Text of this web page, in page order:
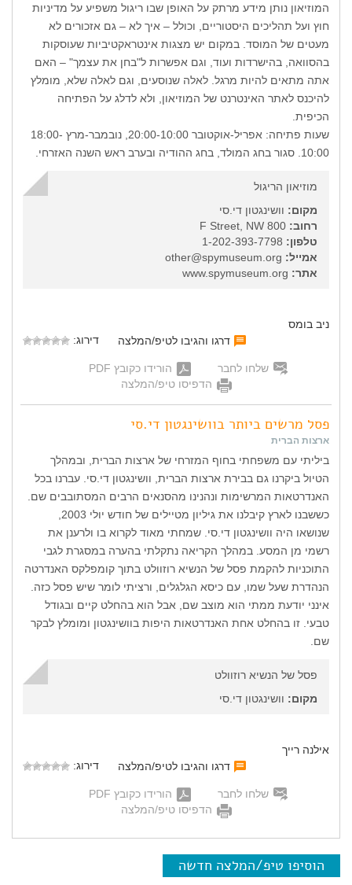
המוזיאון נותן מידע מרתק על האופן שבו ריגול משפיע על מדיניות
חוץ ועל תהליכים היסטוריים, וכולל – איך לא – גם אזכורים לא
מעטים של המוסד. במקום יש מצגות אינטראקטיביות שעוסקות
בהסוואה, בהישרדות ועוד, וגם אפשרות ל"בחן את עצמך" – האם
אתה מתאים להיות מרגל. לאלה שנוסעים, וגם לאלה שלא, מומלץ
להיכנס לאתר האינטרנט של המוזיאון, ולא לדלג על הפתיחה
הכיפית.
שעות פתיחה: אפריל-אוקטובר 20:00-10:00, נובמבר-מרץ 18:00-
10:00. סגור בחג המולד, בחג ההודיה ובערב ראש השנה האזרחי.
מוזיאון הריגול
מקום: וושינגטון די.סי
רחוב:
טלפון:
אמייל:
אתר:
ניב בומס
דרגו והגיבו לטיפ/המלצה
דירוג:
שלחו לחבר
הורידו כקובץ PDF
הדפיסו טיפ/המלצה
פסל מרשים ביותר בוושינגטון די.סי
ארצות הברית
ביליתי עם משפחתי בחוף המזרחי של ארצות הברית, ובמהלך
הטיול ביקרנו גם בבירת ארצות הברית, וושינגטון די.סי. עברנו בכל
האנדרטאות המרשימות ונהנינו מהסנאים הרבים המסתובבים שם.
שנושאו היה וושינגטון די.סי. שמחתי מאוד לקרוא בו ולרענן את
רשמי מן המסע. במהלך הקריאה נתקלתי בהערה במסגרת לגבי
התוכניות להקמת פסל של הנשיא רוזוולט בתוך קומפלקס האנדרטה
הנהדרת שעל שמו, עם כיסא הגלגלים, ורציתי לומר שיש פסל כזה.
אינני יודעת ממתי הוא מוצב שם, אבל הוא בהחלט קיים ובגודל
טבעי. זו בהחלט אחת האנדרטאות היפות בוושינגטון ומומלץ לבקר
שם.
פסל של הנשיא רוזוולט
מקום: וושינגטון די.סי
אילנה רייך
דרגו והגיבו לטיפ/המלצה
דירוג:
שלחו לחבר
הורידו כקובץ PDF
הדפיסו טיפ/המלצה
הוסיפו טיפ/המלצה חדשה